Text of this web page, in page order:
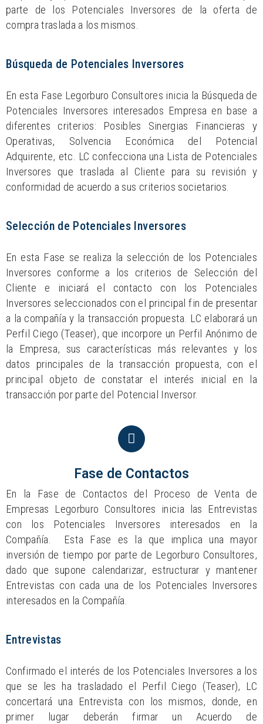
parte de los Potenciales Inversores de la oferta de
compra traslada a los mismos.
Búsqueda de Potenciales Inversores
En esta Fase Legorburo Consultores inicia la Búsqueda de
Potenciales Inversores interesados Empresa en base a
diferentes criterios: Posibles Sinergias Financieras y
Operativas, Solvencia Económica del Potencial
Adquirente, etc. LC confecciona una Lista de Potenciales
Inversores que traslada al Cliente para su revisión y
conformidad de acuerdo a sus criterios societarios.
Selección de Potenciales Inversores
En esta Fase se realiza la selección de los Potenciales
Inversores conforme a los criterios de Selección del
Cliente e iniciará el contacto con los Potenciales
Inversores seleccionados con el principal fin de presentar
a la compañía y la transacción propuesta. LC elaborará un
Perfil Ciego (Teaser), que incorpore un Perfil Anónimo de
la Empresa, sus características más relevantes y los
datos principales de la transacción propuesta, con el
principal objeto de constatar el interés inicial en la
transacción por parte del Potencial Inversor.
Fase de Contactos
En la Fase de Contactos del Proceso de Venta de
Empresas Legorburo Consultores inicia las Entrevistas
con los Potenciales Inversores interesados en la
Compañía. Esta Fase es la que implica una mayor
inversión de tiempo por parte de Legorburo Consultores,
dado que supone calendarizar, estructurar y mantener
Entrevistas con cada una de los Potenciales Inversores
interesados en la Compañía.
Entrevistas
Confirmado el interés de los Potenciales Inversores a los
que se les ha trasladado el Perfil Ciego (Teaser), LC
concertará una Entrevista con los mismos, donde, en
primer lugar deberán firmar un Acuerdo de